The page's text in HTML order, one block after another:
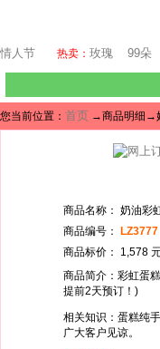
情人节 热卖： 玫瑰 99朵
您当前位置： 首页 →商品明细→
商品名称：
商品编号：
LZ3777
商品标价： 1,578
商品简介：彩虹蛋
提前2天预订！)
相关知识：蛋糕纯
广大客户见谅。